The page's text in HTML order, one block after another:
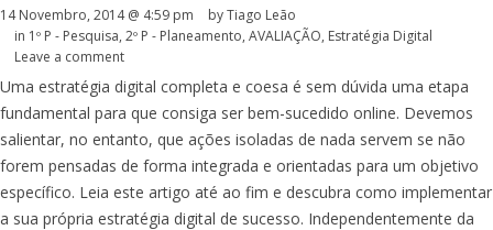
14 Novembro, 2014 @ 4:59 pm
by Tiago Leão
in 1º P - Pesquisa, 2º P - Planeamento, AVALIAÇÃO, Estratégia Digital
Leave a comment
Uma estratégia digital completa e coesa é sem dúvida uma etapa
fundamental para que consiga ser bem-sucedido online. Devemos
salientar, no entanto, que ações isoladas de nada servem se não
forem pensadas de forma integrada e orientadas para um objetivo
específico. Leia este artigo até ao fim e descubra como implementar
a sua própria estratégia digital de sucesso. Independentemente da